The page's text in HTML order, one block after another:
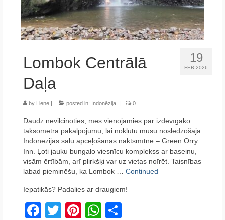
19
FEB 2026
Lombok Centrālā
Daļa
by Liene | posted in: Indonēzija | 0
Daudz nevilcinoties, mēs vienojamies par izdevīgāko
taksometra pakalpojumu, lai nokļūtu mūsu noslēdzošajā
Indonēzijas salu apceļošanas naktsmītnē – Green Orry
Inn. Ļoti jauku bungalo viesnīcu komplekss ar baseinu,
visām ērtībām, arī plirkšķi var uz vietas noīrēt. Taisnības
labad pieminēšu, ka Lombok … Continued
Iepatikās? Padalies ar draugiem!
Facebook
TwitterPinterest
WhatsApp